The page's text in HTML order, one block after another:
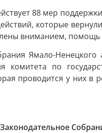
88 мер
которые
вниманием, помощь
Ямало-
комитета по
проводится у них